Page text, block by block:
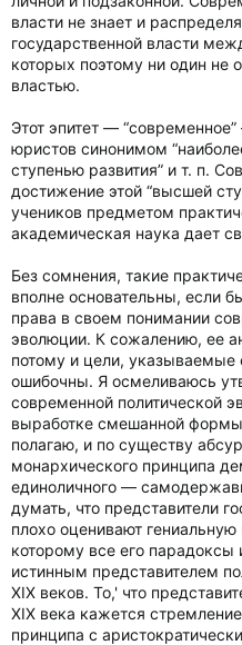
власти не знает и
государственной власти
которых поэтому ни один не
властью.
Этот эпитет —
юристов синонимом
ступенью развития” и т. п.
достижение этой “высшей
учеников предметом
академическая наука дает
Без сомнения, такие
вполне основательны, если
права в своем понимании
эволюции. К сожалению, ее
потому и цели,
ошибочны. Я осмеливаюсь
современной политической
выработке смешанной формы
полагаю, и по существу
монархического принципа
единоличного —
думать, что представители
плохо оценивают
которому все его
истинным представителем
XIX веков. То,' что
XIX века кажется
принципа с